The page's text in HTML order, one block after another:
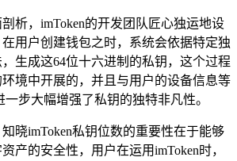
析，imToken的开发团队匠心独运地设
用户创建钱包之时，系统会依据特定独
生成这64位十六进制的私钥，这个过程
境中开展的，并且与用户的设备信息等
步大幅增强了私钥的独特非凡性。
晓imToken私钥位数的重要性在于能够
产的安全性，用户在运用imToken时，